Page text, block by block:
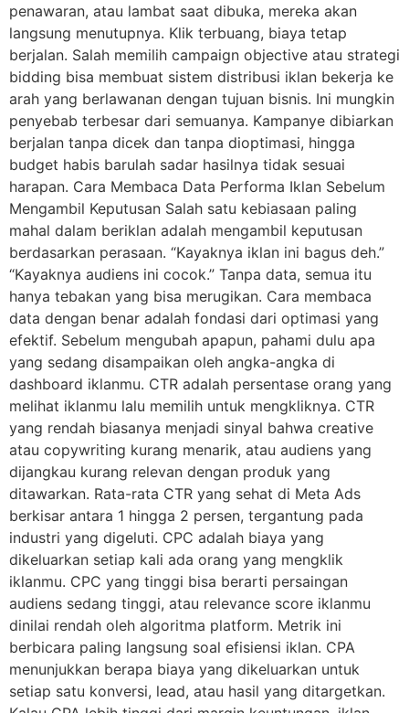
penawaran, atau lambat saat dibuka, mereka akan
langsung menutupnya. Klik terbuang, biaya tetap
berjalan. Salah memilih campaign objective atau strategi
bidding bisa membuat sistem distribusi iklan bekerja ke
arah yang berlawanan dengan tujuan bisnis. Ini mungkin
penyebab terbesar dari semuanya. Kampanye dibiarkan
berjalan tanpa dicek dan tanpa dioptimasi, hingga
budget habis barulah sadar hasilnya tidak sesuai
harapan. Cara Membaca Data Performa Iklan Sebelum
Mengambil Keputusan Salah satu kebiasaan paling
mahal dalam beriklan adalah mengambil keputusan
berdasarkan perasaan. “Kayaknya iklan ini bagus deh.”
“Kayaknya audiens ini cocok.” Tanpa data, semua itu
hanya tebakan yang bisa merugikan. Cara membaca
data dengan benar adalah fondasi dari optimasi yang
efektif. Sebelum mengubah apapun, pahami dulu apa
yang sedang disampaikan oleh angka-angka di
dashboard iklanmu. CTR adalah persentase orang yang
melihat iklanmu lalu memilih untuk mengkliknya. CTR
yang rendah biasanya menjadi sinyal bahwa creative
atau copywriting kurang menarik, atau audiens yang
dijangkau kurang relevan dengan produk yang
ditawarkan. Rata-rata CTR yang sehat di Meta Ads
berkisar antara 1 hingga 2 persen, tergantung pada
industri yang digeluti. CPC adalah biaya yang
dikeluarkan setiap kali ada orang yang mengklik
iklanmu. CPC yang tinggi bisa berarti persaingan
audiens sedang tinggi, atau relevance score iklanmu
dinilai rendah oleh algoritma platform. Metrik ini
berbicara paling langsung soal efisiensi iklan. CPA
menunjukkan berapa biaya yang dikeluarkan untuk
setiap satu konversi, lead, atau hasil yang ditargetkan.